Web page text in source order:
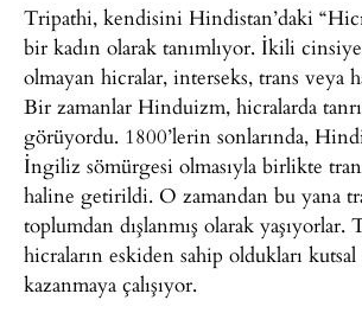
Tripathi, kendisini Hindistan’daki
bir kadın olarak tanımlıyor. İkili
olmayan hicralar, interseks, trans veya
Bir zamanlar Hinduizm, hicralarda
görüyordu. 1800’lerin sonlarında,
İngiliz sömürgesi olmasıyla birlikte
haline getirildi. O zamandan bu yana
toplumdan dışlanmış olarak yaşıyorlar.
hicraların eskiden sahip oldukları
kazanmaya çalışıyor.